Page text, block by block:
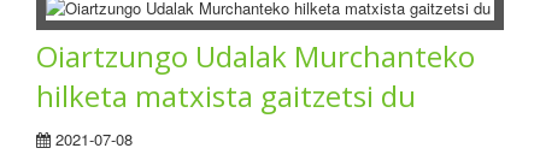
Oiartzungo Udalak Murchanteko
hilketa matxista gaitzetsi du
2021-07-08